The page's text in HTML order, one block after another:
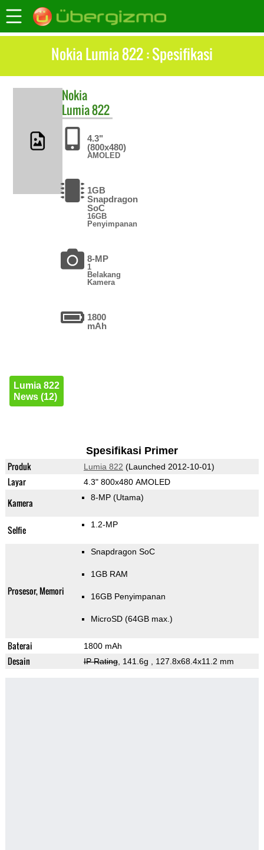
Nokia Lumia 822 : Spesifikasi
Nokia
Lumia 822
4.3"
(800x480)
AMOLED
1GB
Snapdragon
SoC
16GB
Penyimpanan
8-MP
1
Belakang
Kamera
1800
mAh
Lumia 822
News (12)
Spesifikasi Primer
Produk Lumia 822 (Launched 2012-10-01)
Layar 4.3" 800x480 AMOLED
Kamera 8-MP (Utama)
Selfie 1.2-MP
Prosesor, Memori
Snapdragon SoC
1GB RAM
16GB Penyimpanan
MicroSD (64GB max.)
Baterai 1800 mAh
Desain IP Rating, 141.6g , 127.8x68.4x11.2 mm